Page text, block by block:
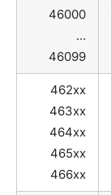
46000
…
46099
462xx
463xx
464xx
465xx
466xx